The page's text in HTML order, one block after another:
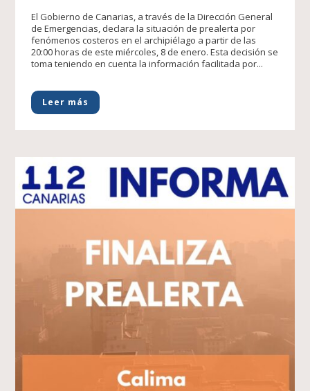
El Gobierno de Canarias, a través de la Dirección General
de Emergencias, declara la situación de prealerta por
fenómenos costeros en el archipiélago a partir de las
20:00 horas de este miércoles, 8 de enero. Esta decisión se
toma teniendo en cuenta la información facilitada por...
Leer más